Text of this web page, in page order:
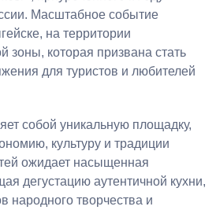
Масштабное событие
на территории
зоны, которая призвана стать
для туристов и любителей
собой уникальную площадку,
культуру и традиции
ожидает насыщенная
дегустацию аутентичной кухни,
народного творчества и